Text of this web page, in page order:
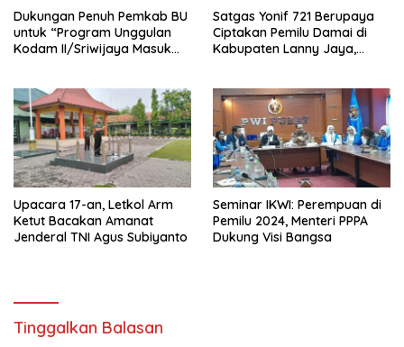
Dukungan Penuh Pemkab BU
untuk “Program Unggulan
Kodam II/Sriwijaya Masuk
Satgas Yonif 721 Berupaya
Ciptakan Pemilu Damai di
Kabupaten Lanny Jaya,
Upacara 17-an, Letkol Arm
Ketut Bacakan Amanat
Jenderal TNI Agus Subiyanto
Seminar IKWI: Perempuan di
Pemilu 2024, Menteri PPPA
Dukung Visi Bangsa
Tinggalkan Balasan